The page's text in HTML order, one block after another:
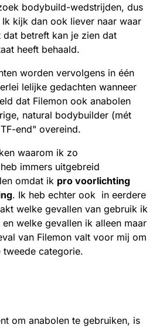
bodybuild-wedstrijden, dus
kijk dan ook liever naar waar
betreft kan je zien dat
heeft behaald.
worden vervolgens in één
lelijke gedachten wanneer
dat Filemon ook anabolen
natural bodybuilder (mét
end" overeind.
waarom ik zo
immers uitgebreid
omdat ik pro voorlichting
. Ik heb echter ook in eerdere
welke gevallen van gebruik ik
welke gevallen ik alleen maar
van Filemon valt voor mij om
tweede categorie.
om anabolen te gebruiken, is